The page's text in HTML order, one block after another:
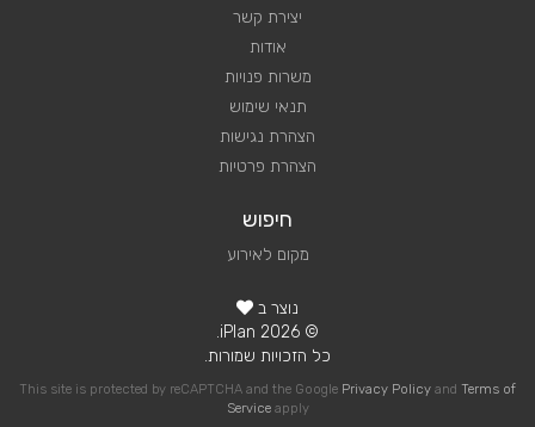
יצירת קשר
אודות
משרות פנויות
תנאי שימוש
הצהרת נגישות
הצהרת פרטיות
חיפוש
מקום לאירוע
נוצר ב
© 2026 iPlan.
כל הזכויות שמורות.
This site is protected by reCAPTCHA and the Google Privacy Policy and Terms of
Serviceapply